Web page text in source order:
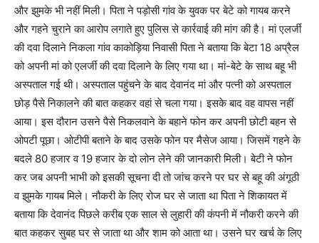
और झुमके भी नहीं मिली। पिता ने पड़ोसी गांव के युवक पर बेटे को गायब करने
और गहने चुराने का आरोप लगाते हुए पुलिस से कार्रवाई की मांग की है। मां एलर्जी
की दवा दिलाने निकला गांव काकोड़िया निवासी पिता ने बताया कि बेटा 18 अप्रैल
को अपनी मां को एलर्जी की दवा दिलाने के लिए गया था। मां-बेटे के साथ बहू भी
अस्पताल गई थी। अस्पताल पहुंचने के बाद देवानंद मां और पत्नी को अस्पताल
छोड़ पैसे निकालने की बात कहकर वहां से चला गया। इसके बाद वह वापस नहीं
आया। इस दौरान उसने पैसे निकलवाने के बहाने फोन कर अपनी छोटी बहन से
ओपटी पूछा। ओटीपी बताने के बाद उसके फोन पर मैसेज आया। जिसमें गहने के
बदले 80 हजार व 19 हजार के दो लोन लेने की जानकारी मिली। बेटी ने फोन
कर जब अपनी भाभी को इसकी सूचना दी तो जांच करने पर घर से बहू की अंगूठी
व झुमके गायब मिले। नौकरी के लिए रोज घर से जाता था पिता ने शिकायत में
बताया कि देवानंद पिछले करीब एक साल से लुहारी की कंपनी में नौकरी करने की
बात कहकर सुबह घर से जाता था और शाम को आता था। उसने घर खर्च के लिए